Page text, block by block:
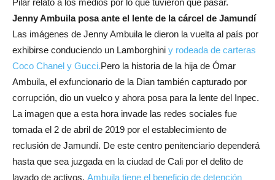
Jenny Ambuila posa ante el lente de la cárcel de Jamundí
Las imágenes de Jenny Ambuila le dieron la vuelta al país por
exhibirse conduciendo un Lamborghini y rodeada de carteras
Coco Chanel y Gucci.Pero la historia de la hija de Ómar
Ambuila, el exfuncionario de la Dian también capturado por
corrupción, dio un vuelco y ahora posa para la lente del Inpec.
La imagen que a esta hora invade las redes sociales fue
tomada el 2 de abril de 2019 por el establecimiento de
reclusión de Jamundí. De este centro penitenciario dependerá
hasta que sea juzgada en la ciudad de Cali por el delito de
lavado de activos. Ambuila tiene el beneficio de detención